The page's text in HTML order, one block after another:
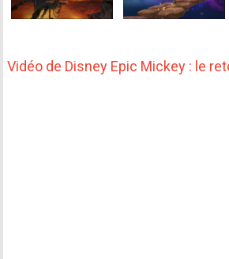
Vidéo de Disney Epic Mickey : le